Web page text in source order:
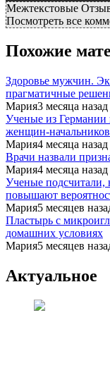
Межтекстовые
Посмотреть все
Похожие
Здоровье мужчин.
прагматичные
Мария3 месяца назад
Ученые из
женщин-начальников
Мария4 месяца назад
Врачи назвали
Мария4 месяца назад
Ученые подсчитали,
повышают
Мария5 месяцев
Пластырь с
домашних условиях
Мария5 месяцев
Актуальное